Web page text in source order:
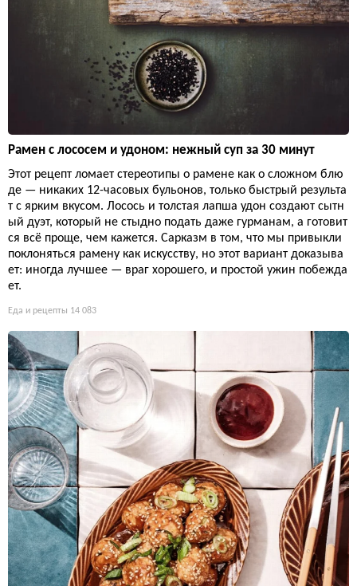
Рамен с лососем и удоном: нежный суп за 30 минут
Этот рецепт ломает стереотипы о рамене как о сложном блю
де — никаких 12-часовых бульонов, только быстрый результа
т с ярким вкусом. Лосось и толстая лапша удон создают сытн
ый дуэт, который не стыдно подать даже гурманам, а готовит
ся всё проще, чем кажется. Сарказм в том, что мы привыкли
поклоняться рамену как искусству, но этот вариант доказыва
ет: иногда лучшее — враг хорошего, и простой ужин побежда
ет.
Еда и рецепты 14 083